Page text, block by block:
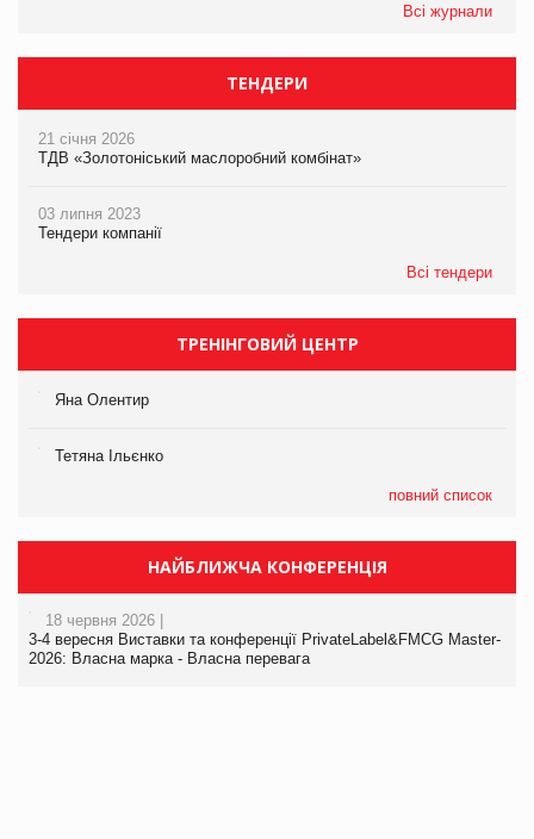
Всі журнали
ТЕНДЕРИ
21 січня 2026
ТДВ «Золотоніський маслоробний комбінат»
03 липня 2023
Тендери компанії
Всі тендери
ТРЕНІНГОВИЙ ЦЕНТР
Яна Олентир
Тетяна Ільєнко
повний список
НАЙБЛИЖЧА КОНФЕРЕНЦІЯ
18 червня 2026 |
3-4 вересня Виставки та конференції PrivateLabel&FMCG Master-
2026: Власна марка - Власна перевага